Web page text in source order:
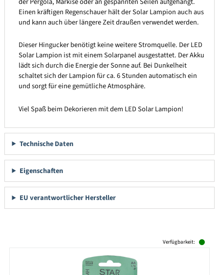
Einen kräftigen Regenschauer hält der Solar Lampion auch aus
und kann auch über längere Zeit draußen verwendet werden.
Dieser Hingucker benötigt keine weitere Stromquelle. Der LED
Solar Lampion ist mit einem Solarpanel ausgestattet. Der Akku
lädt sich durch die Energie der Sonne auf. Bei Dunkelheit
schaltet sich der Lampion für ca. 6 Stunden automatisch ein
und sorgt für eine gemütliche Atmosphäre.
Viel Spaß beim Dekorieren mit dem LED Solar Lampion!
Technische Daten
Eigenschaften
EU verantwortlicher Hersteller
Verfügbarkeit: